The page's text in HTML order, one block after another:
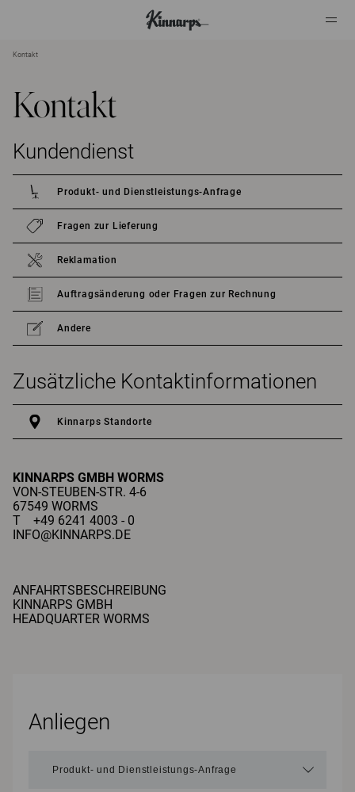
Kontakt
Kontakt
Kundendienst
Produkt- und Dienstleistungs-Anfrage
Fragen zur Lieferung
Reklamation
Auftragsänderung oder Fragen zur Rechnung
Andere
Zusätzliche Kontaktinformationen
Kinnarps Standorte
KINNARPS GMBH WORMS
VON-STEUBEN-STR. 4-6
67549 WORMS
T +49 6241 4003 - 0
INFO@KINNARPS.DE
ANFAHRTSBESCHREIBUNG
KINNARPS GMBH
HEADQUARTER WORMS
Anliegen